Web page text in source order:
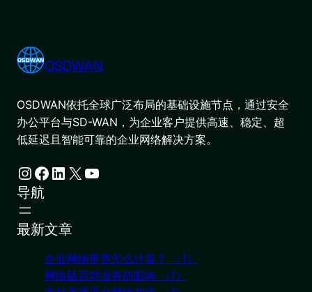
OSDWAN
OSDWAN依托全球广泛布局的基础设施节点，通过安全
办公平台与SD-WAN，为企业客户提供高速、稳定、超
低延迟且智能可靠的企业网络解决方案。
Instagram Facebook LinkedIn X YouTube
导航
最新文章
企业网络带宽怎么计算？ （1）
网络延迟对业务的影响 （1）